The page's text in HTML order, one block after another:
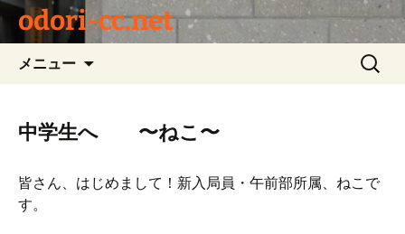
odori-cc.net
メニュー
ツ
ス
検
索:
中学生へ 〜ねこ〜
皆さん、はじめまして！新入局員・午前部所属、ねこで
す。